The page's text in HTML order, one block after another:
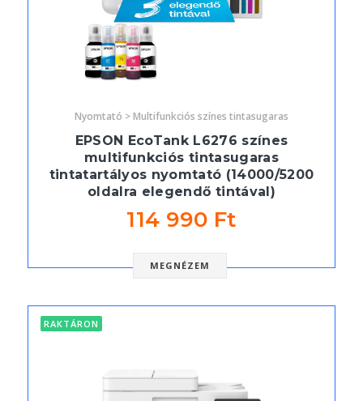
Nyomtató > Multifunkciós színes tintasugaras
EPSON EcoTank L6276 színes
multifunkciós tintasugaras
tintatartályos nyomtató (14000/5200
oldalra elegendő tintával)
114 990 Ft
MEGNÉZEM
RAKTÁRON